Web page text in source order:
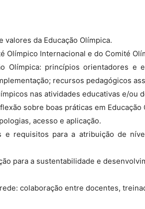
valores da Educação Olímpica.
Olímpico Internacional e do Comité
Olímpica: princípios orientadores e
recursos pedagógicos
nas atividades educativas e/ou
sobre boas práticas em Educação
acesso e aplicação.
e requisitos para a atribuição de
para a sustentabilidade e
colaboração entre docentes,